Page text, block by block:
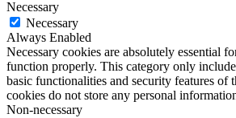
Necessary
Necessary
Always Enabled
Necessary cookies are absolutely essential
function properly. This category only
basic functionalities and security features of
cookies do not store any personal
Non-necessary